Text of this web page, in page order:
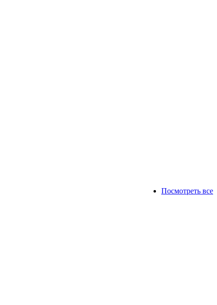
Посмотреть все